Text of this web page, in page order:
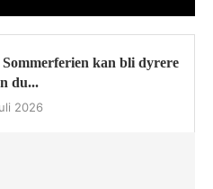
kan bli dyrere
du...
2026